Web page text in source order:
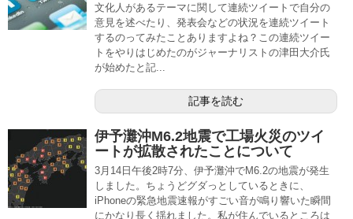
文化人があるテーマに関して連続ツイートで自分の
意見を述べたり、発表会などの状況を連続ツイート
するのってみたことありますよね？この連続ツイー
トをやりはじめたのがジャーナリストの津田大介氏
が始めたと記...
記事を読む
伊予灘沖M6.2地震で工場火災のツイ
ートが拡散されたことについて
3月14日午後2時7分、伊予灘沖でM6.2の地震が発生
しました。ちょうどグダっとしているときに、
iPhoneの緊急地震速報がすごい音が鳴り響いた瞬間
にかなり長く揺れました。私が住んでいるところは